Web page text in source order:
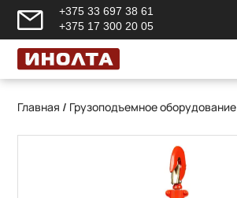
+375 33 697 38 61
+375 17 300 20 05
Главная / Грузоподъемное оборудование